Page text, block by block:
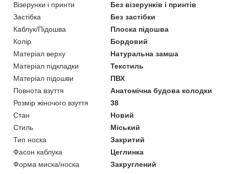
Візерунки і принти
Без візерунків і принтів
Застібка
Без застібки
Каблук/Підошва
Плоска підошва
Колір
Бордовий
Матеріал верху
Натуральна замша
Матеріал підкладки
Текстиль
Матеріал підошви
ПВХ
Повнота взуття
Анатомічна будова колодки
Розмір жіночого взуття
38
Стан
Новий
Стиль
Міський
Тип носка
Закритий
Фасон каблука
Цеглинка
Форма миска/носка
Закруглений